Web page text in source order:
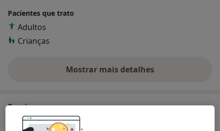
Pacientes que trato
Adultos
Crianças
Mostrar mais detalhes
sobre a experiência
Serviços e preços
Adenoidectomia